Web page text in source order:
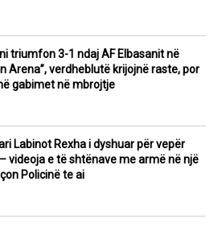
triumfon 3-1 ndaj AF Elbasanit në
Arena”, verdheblutë krijojnë raste, por
gabimet në mbrojtje
Labinot Rexha i dyshuar për vepër
videoja e të shtënave me armë në një
Policinë te ai